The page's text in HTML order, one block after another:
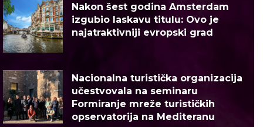
Nakon šest godina Amsterdam
izgubio laskavu titulu: Ovo je
najatraktivniji evropski grad
Nacionalna turistička organizacija
učestvovala na seminaru
Formiranje mreže turističkih
opservatorija na Mediteranu